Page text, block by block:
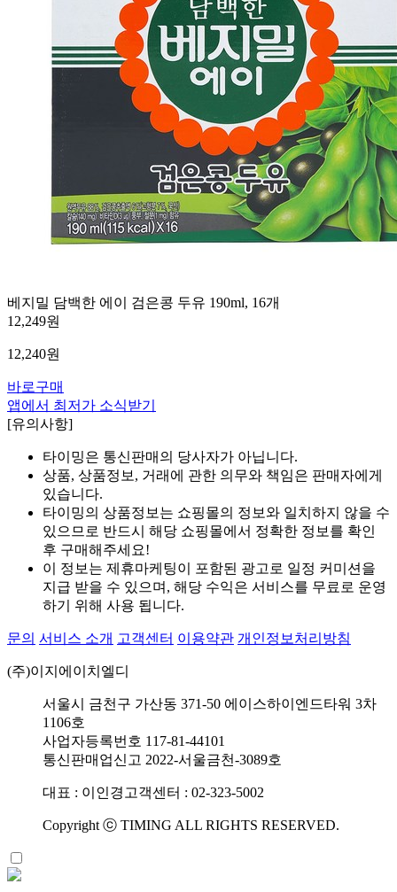
베지밀 담백한 에이 검은콩 두유 190ml, 16개
12,249원
12,240원
바로구매
앱에서 최저가 소식받기
[유의사항]
타이밍은 통신판매의 당사자가 아닙니다.
상품, 상품정보, 거래에 관한 의무와 책임은 판매자에게
있습니다.
타이밍의 상품정보는 쇼핑몰의 정보와 일치하지 않을 수
있으므로 반드시 해당 쇼핑몰에서 정확한 정보를 확인
후 구매해주세요!
이 정보는 제휴마케팅이 포함된 광고로 일정 커미션을
지급 받을 수 있으며, 해당 수익은 서비스를 무료로 운영
하기 위해 사용 됩니다.
문의 서비스 소개 고객센터 이용약관 개인정보처리방침
(주)이지에이치엘디
서울시 금천구 가산동 371-50 에이스하이엔드타워 3차
1106호
사업자등록번호 117-81-44101
통신판매업신고 2022-서울금천-3089호
대표 : 이인경 고객센터 : 02-323-5002
Copyright ⓒ TIMING ALL RIGHTS RESERVED.